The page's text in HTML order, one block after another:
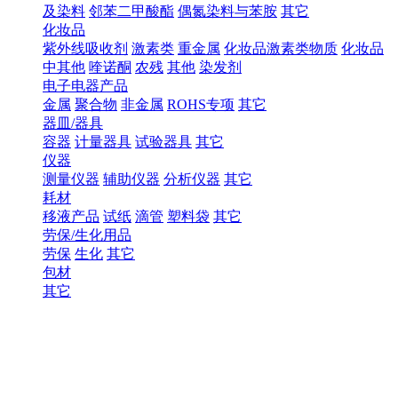
及染料 邻苯二甲酸酯 偶氮染料与苯胺 其它
化妆品
紫外线吸收剂 激素类 重金属 化妆品激素类物质 化妆品
中其他 喹诺酮 农残 其他 染发剂
电子电器产品
金属 聚合物 非金属 ROHS专项 其它
器皿/器具
容器 计量器具 试验器具 其它
仪器
测量仪器 辅助仪器 分析仪器 其它
耗材
移液产品 试纸 滴管 塑料袋 其它
劳保/生化用品
劳保 生化 其它
包材
其它